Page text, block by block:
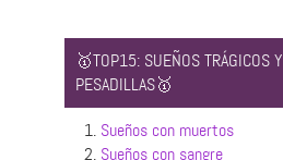
🥇TOP15: SUEÑOS TRÁGICOS Y
PESADILLAS🥇
1. Sueños con muertos
2. Sueños con sangre